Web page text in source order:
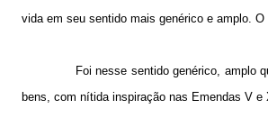
vida em seu sentido mais genérico e amplo.
Foi nesse sentido genérico, amplo
bens, com nítida inspiração nas Emendas V e